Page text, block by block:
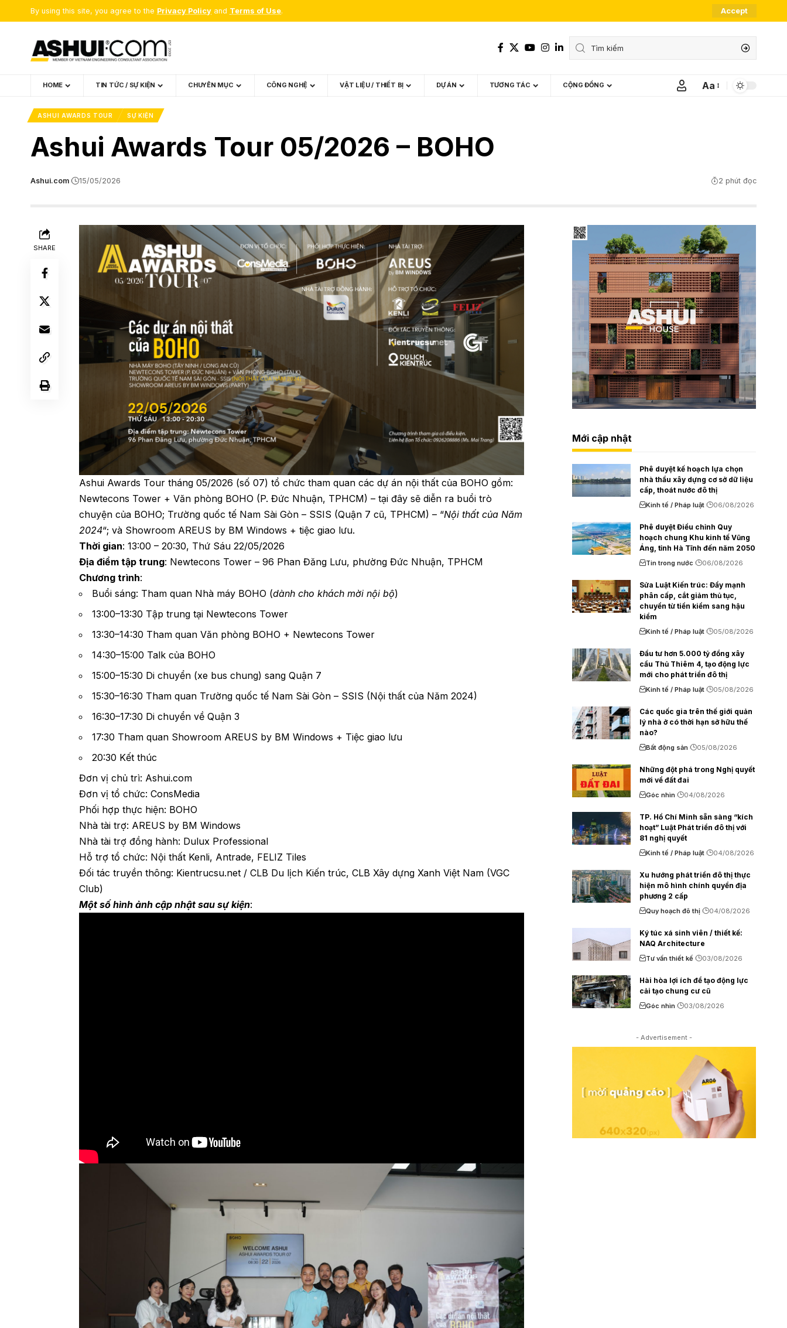
By using this site, you agree to the Privacy Policy and Terms of Use. Accept
HOME TIN TỨC / SỰ KIỆN CHUYÊN MỤC CÔNG NGHỆ VẬT LIỆU / THIẾT BỊ DỰ ÁN TƯƠNG TÁC CỘNG ĐỒNG
Font
Aa
ASHUI AWARDS TOUR SỰ KIỆN
Ashui Awards Tour 05/2026 – BOHO
Ashui.com 15/05/2026 2 phút đọc
SHARE
Ashui Awards Tour tháng 05/2026 (số 07) tổ chức tham quan các dự án nội thất của BOHO gồm:
Newtecons Tower + Văn phòng BOHO (P. Đức Nhuận, TPHCM) – tại đây sẽ diễn ra buổi trò
chuyện của BOHO; Trường quốc tế Nam Sài Gòn – SSIS (Quận 7 cũ, TPHCM) – “Nội thất của Năm
2024“; và Showroom AREUS by BM Windows + tiệc giao lưu.
Thời gian: 13:00 – 20:30, Thứ Sáu 22/05/2026
Địa điểm tập trung: Newtecons Tower – 96 Phan Đăng Lưu, phường Đức Nhuận, TPHCM
Chương trình:
Buổi sáng: Tham quan Nhà máy BOHO (dành cho khách mời nội bộ)
13:00–13:30 Tập trung tại Newtecons Tower
13:30–14:30 Tham quan Văn phòng BOHO + Newtecons Tower
14:30–15:00 Talk của BOHO
15:00–15:30 Di chuyển (xe bus chung) sang Quận 7
15:30–16:30 Tham quan Trường quốc tế Nam Sài Gòn – SSIS (Nội thất của Năm 2024)
16:30–17:30 Di chuyển về Quận 3
17:30 Tham quan Showroom AREUS by BM Windows + Tiệc giao lưu
20:30 Kết thúc
Đơn vị chủ trì: Ashui.com
Đơn vị tổ chức: ConsMedia
Phối hợp thực hiện: BOHO
Nhà tài trợ: AREUS by BM Windows
Nhà tài trợ đồng hành: Dulux Professional
Hỗ trợ tổ chức: Nội thất Kenli, Antrade, FELIZ Tiles
Đối tác truyền thông: Kientrucsu.net / CLB Du lịch Kiến trúc, CLB Xây dựng Xanh Việt Nam (VGC
Club)
Một số hình ảnh cập nhật sau sự kiện:
Mới cập nhật
Phê duyệt kế hoạch lựa chọn
nhà thầu xây dựng cơ sở dữ liệu
cấp, thoát nước đô thị
Kinh tế / Pháp luật 06/08/2026
Phê duyệt Điều chỉnh Quy
hoạch chung Khu kinh tế Vũng
Áng, tỉnh Hà Tĩnh đến năm 2050
Tin trong nước 06/08/2026
Sửa Luật Kiến trúc: Đẩy mạnh
phân cấp, cắt giảm thủ tục,
chuyển từ tiền kiểm sang hậu
kiểm
Kinh tế / Pháp luật 05/08/2026
Đầu tư hơn 5.000 tỷ đồng xây
cầu Thủ Thiêm 4, tạo động lực
mới cho phát triển đô thị
Kinh tế / Pháp luật 05/08/2026
Các quốc gia trên thế giới quản
lý nhà ở có thời hạn sở hữu thế
nào?
Bất động sản 05/08/2026
Những đột phá trong Nghị quyết
mới về đất đai
Góc nhìn 04/08/2026
TP. Hồ Chí Minh sẵn sàng “kích
hoạt” Luật Phát triển đô thị với
81 nghị quyết
Kinh tế / Pháp luật 04/08/2026
Xu hướng phát triển đô thị thực
hiện mô hình chính quyền địa
phương 2 cấp
Quy hoạch đô thị 04/08/2026
Ký túc xá sinh viên / thiết kế:
NAQ Architecture
Tư vấn thiết kế 03/08/2026
Hài hòa lợi ích để tạo động lực
cải tạo chung cư cũ
Góc nhìn 03/08/2026
- Advertisement -